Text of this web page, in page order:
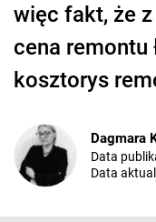
więc fakt, że
cena remontu
kosztorys
Dagmara
Data
Data